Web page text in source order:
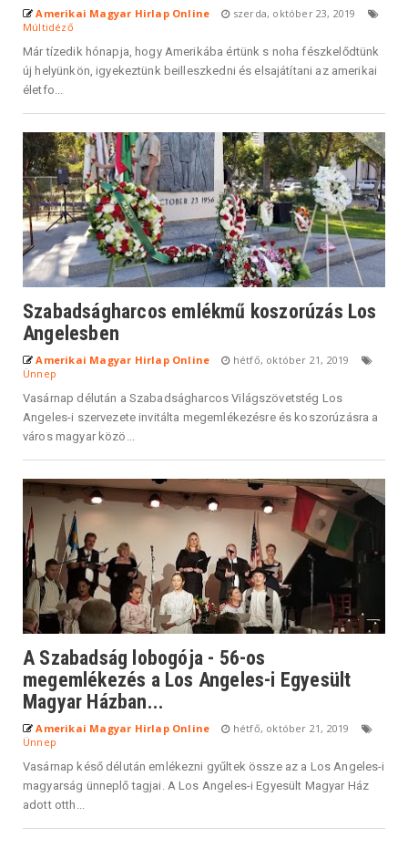
Amerikai Magyar Hirlap Online
szerda, október 23, 2019
Múltidéző
Már tízedik hónapja, hogy Amerikába értünk s noha fészkelődtünk
új helyünkön, igyekeztünk beilleszkedni és elsajátítani az amerikai
életfo...
Szabadságharcos emlékmű koszorúzás Los
Angelesben
Amerikai Magyar Hirlap Online
hétfő, október 21, 2019
Ünnep
Vasárnap délután a Szabadságharcos Világszövetstég Los
Angeles-i szervezete invitálta megemlékezésre és koszorúzásra a
város magyar közö...
A Szabadság lobogója - 56-os
megemlékezés a Los Angeles-i Egyesült
Magyar Házban...
Amerikai Magyar Hirlap Online
hétfő, október 21, 2019
Ünnep
Vasárnap késő délután emlékezni gyűltek össze az a Los Angeles-i
magyarság ünneplő tagjai. A Los Angeles-i Egyesült Magyar Ház
adott otth...